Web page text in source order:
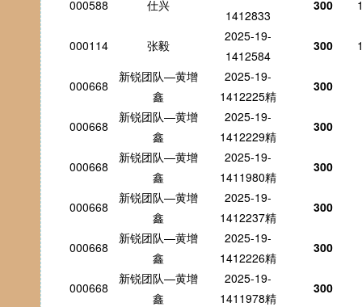
000588 仕兴
1412833
300
000114 张毅
2025-19-
1412584
300
000668
新锐团队—黄增
鑫
2025-19-
1412225精
300
000668
新锐团队—黄增
鑫
2025-19-
1412229精
300
000668
新锐团队—黄增
鑫
2025-19-
1411980精
300
000668
新锐团队—黄增
鑫
2025-19-
1412237精
300
000668
新锐团队—黄增
鑫
2025-19-
1412226精
300
000668
新锐团队—黄增
鑫
2025-19-
1411978精
300